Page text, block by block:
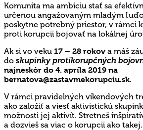
Komunita ma ambíciu stať sa
určenou angažovaným mladým
poskytne potrebný priestor, v rámci
proti korupcii bojovať na lokálnej
Ak si vo veku 17 – 28 rokov a máš
do skupinky protikorupčných
najneskôr do 4. apríla 2019 na
bernatova@zastavmekorupciu.sk.
V rámci pravidelných víkendových
ako založiť a viesť aktivistickú
možnosti jej aktivít. Stretneš
a dozvieš sa viac o korupcii ako takej.